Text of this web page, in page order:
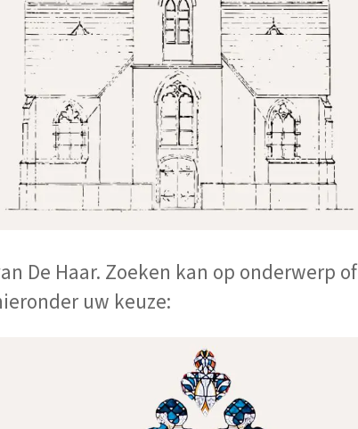
De Haar. Zoeken kan op onderwerp of
uw keuze: